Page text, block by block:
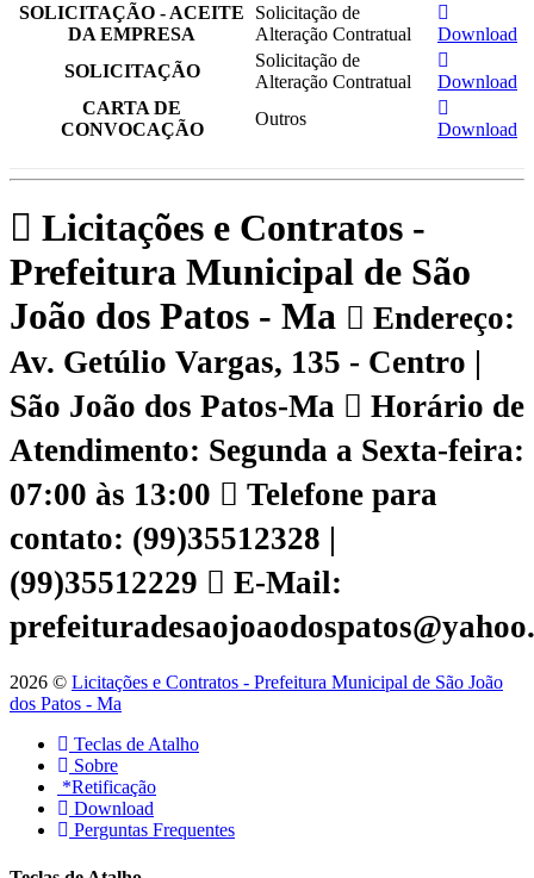
SOLICITAÇÃO - ACEITE
DA EMPRESA
Solicitação de
Alteração Contratual
Download
SOLICITAÇÃO
Solicitação de
Alteração Contratual
Download
CARTA DE
CONVOCAÇÃO
Outros
Download
Licitações e Contratos -
Prefeitura Municipal de São
João dos Patos - Ma
Endereço:
Av. Getúlio Vargas, 135 - Centro |
São João dos Patos-Ma
Horário de
Atendimento: Segunda a Sexta-feira:
07:00 às 13:00
Telefone para
contato: (99)35512328 |
(99)35512229
E-Mail:
2026 © Licitações e Contratos - Prefeitura Municipal de São João
dos Patos - Ma
Teclas de Atalho
Sobre
*Retificação
Download
Perguntas Frequentes